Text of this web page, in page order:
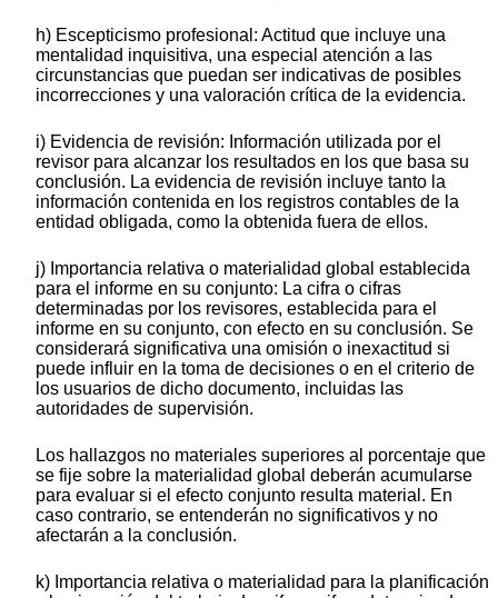
h) Escepticismo profesional: Actitud que incluye una
mentalidad inquisitiva, una especial atención a las
circunstancias que puedan ser indicativas de posibles
incorrecciones y una valoración crítica de la evidencia.
i) Evidencia de revisión: Información utilizada por el
revisor para alcanzar los resultados en los que basa su
conclusión. La evidencia de revisión incluye tanto la
información contenida en los registros contables de la
entidad obligada, como la obtenida fuera de ellos.
j) Importancia relativa o materialidad global establecida
para el informe en su conjunto: La cifra o cifras
determinadas por los revisores, establecida para el
informe en su conjunto, con efecto en su conclusión. Se
considerará significativa una omisión o inexactitud si
puede influir en la toma de decisiones o en el criterio de
los usuarios de dicho documento, incluidas las
autoridades de supervisión.
Los hallazgos no materiales superiores al porcentaje que
se fije sobre la materialidad global deberán acumularse
para evaluar si el efecto conjunto resulta material. En
caso contrario, se entenderán no significativos y no
afectarán a la conclusión.
k) Importancia relativa o materialidad para la planificación